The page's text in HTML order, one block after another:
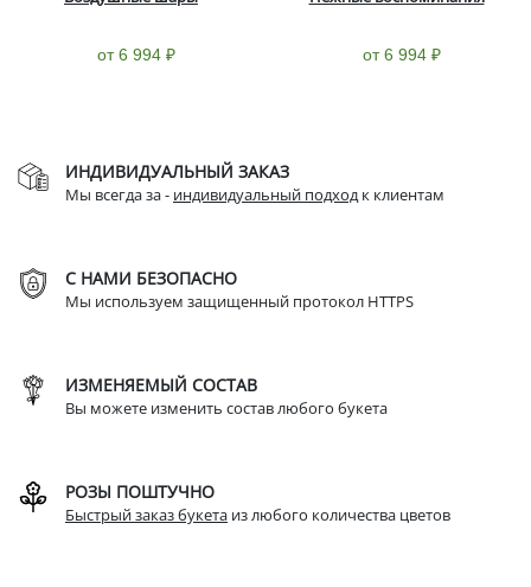
от 6 994 ₽ от 6 994 ₽
ИНДИВИДУАЛЬНЫЙ ЗАКАЗ
Мы всегда за - индивидуальный подходк клиентам
С НАМИ БЕЗОПАСНО
Мы используем защищенный протокол HTTPS
ИЗМЕНЯЕМЫЙ СОСТАВ
Вы можете изменить состав любого букета
РОЗЫ ПОШТУЧНО
Быстрый заказ букета из любого количества цветов